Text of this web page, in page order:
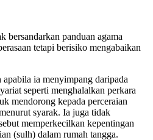
bersandarkan panduan agama
tetapi berisiko mengabaikan
ia menyimpang daripada
seperti menghalalkan perkara
mendorong kepada perceraian
syarak. Ia juga tidak
memperkecilkan kepentingan
(sulh) dalam rumah tangga.